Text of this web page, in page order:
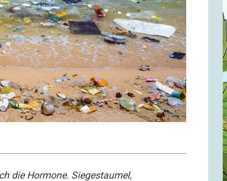
die Hormone. Siegestaumel,